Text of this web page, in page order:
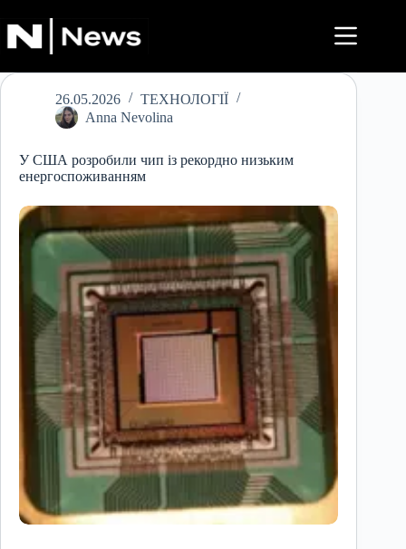
до
вмісту
26.05.2026
ТЕХНОЛОГІЇ
Anna Nevolina
У США розробили чип із рекордно низьким
енергоспоживанням